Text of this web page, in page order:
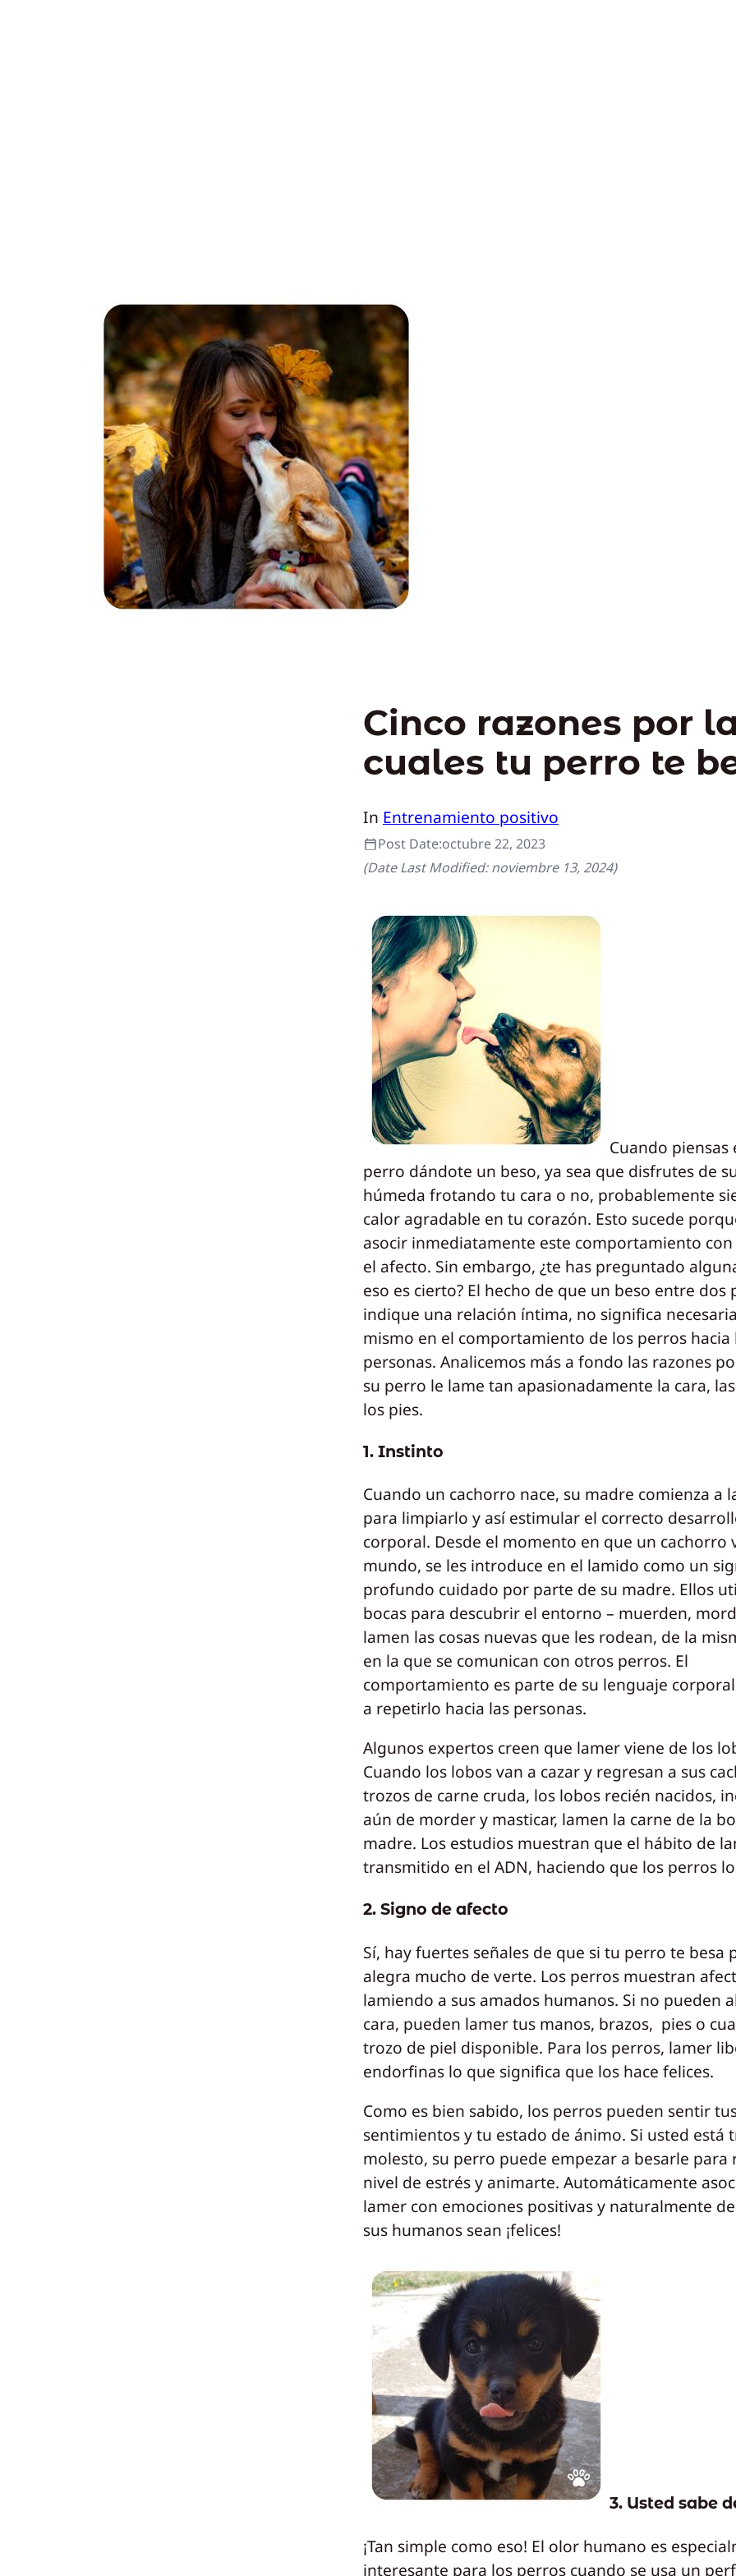
Cinco razones por
cuales tu perro te
In Entrenamiento positivo
Post Date:octubre 22, 2023
(Date Last Modified:noviembre 13, 2024)
Cuando piensas
perro dándote un beso, ya sea que disfrutes de
húmeda frotando tu cara o no, probablemente
calor agradable en tu corazón. Esto sucede
asocir inmediatamente este comportamiento
el afecto. Sin embargo, ¿te has preguntado
eso es cierto? El hecho de que un beso entre dos
indique una relación íntima, no significa
mismo en el comportamiento de los perros hacia
personas. Analicemos más a fondo las razones
su perro le lame tan apasionadamente la cara,
los pies.
1. Instinto
Cuando un cachorro nace, su madre comienza a
para limpiarlo y así estimular el correcto
corporal. Desde el momento en que un cachorro
mundo, se les introduce en el lamido como un
profundo cuidado por parte de su madre. Ellos
bocas para descubrir el entorno – muerden,
lamen las cosas nuevas que les rodean, de la
en la que se comunican con otros perros. El
comportamiento es parte de su lenguaje
a repetirlo hacia las personas.
Algunos expertos creen que lamer viene de los
Cuando los lobos van a cazar y regresan a sus
trozos de carne cruda, los lobos recién nacidos,
aún de morder y masticar, lamen la carne de la
madre. Los estudios muestran que el hábito de
transmitido en el ADN, haciendo que los perros
2. Signo de afecto
Sí, hay fuertes señales de que si tu perro te besa
alegra mucho de verte. Los perros muestran
lamiendo a sus amados humanos. Si no pueden
cara, pueden lamer tus manos, brazos, pies o
trozo de piel disponible. Para los perros, lamer
endorfinas lo que significa que los hace felices.
Como es bien sabido, los perros pueden sentir
sentimientos y tu estado de ánimo. Si usted está
molesto, su perro puede empezar a besarle para
nivel de estrés y animarte. Automáticamente
lamer con emociones positivas y naturalmente
sus humanos sean ¡felices!
3. Usted sabe
¡Tan simple como eso! El olor humano es
interesante para los perros cuando se usa un